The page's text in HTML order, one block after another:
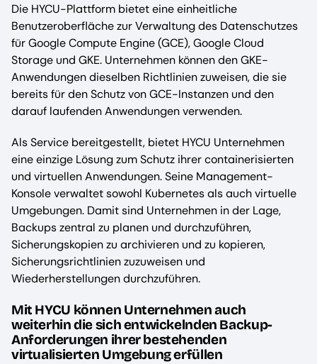
Die HYCU-Plattform bietet eine einheitliche
Benutzeroberfläche zur Verwaltung des Datenschutzes
für Google Compute Engine (GCE), Google Cloud
Storage und GKE. Unternehmen können den GKE-
Anwendungen dieselben Richtlinien zuweisen, die sie
bereits für den Schutz von GCE-Instanzen und den
darauf laufenden Anwendungen verwenden.
Als Service bereitgestellt, bietet HYCU Unternehmen
eine einzige Lösung zum Schutz ihrer containerisierten
und virtuellen Anwendungen. Seine Management-
Konsole verwaltet sowohl Kubernetes als auch virtuelle
Umgebungen. Damit sind Unternehmen in der Lage,
Backups zentral zu planen und durchzuführen,
Sicherungskopien zu archivieren und zu kopieren,
Sicherungsrichtlinien zuzuweisen und
Wiederherstellungen durchzuführen.
Mit HYCU können Unternehmen auch
weiterhin die sich entwickelnden Backup-
Anforderungen ihrer bestehenden
virtualisierten Umgebung erfüllen